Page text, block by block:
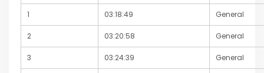
1 03:18:49 General
2 03:20:58 General
3 03:24:39 General